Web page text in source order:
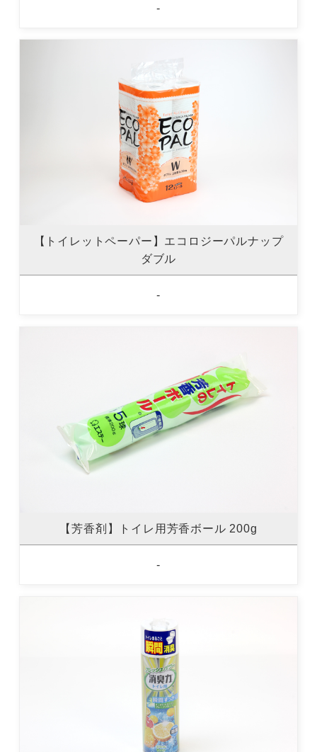
-
【トイレットペーパー】エコロジーパルナップ
ダブル
-
【芳香剤】トイレ用芳香ボール 200g
-